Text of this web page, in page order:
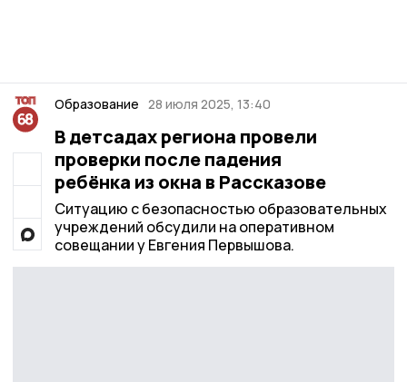
Образование 28 июля 2025, 13:40
В детсадах региона провели
проверки после падения
ребёнка из окна в Рассказове
Ситуацию с безопасностью образовательных
учреждений обсудили на оперативном
совещании у Евгения Первышова.